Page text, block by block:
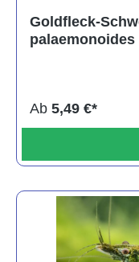
Goldfleck-
palaemonoides
Ab 5,49 €*